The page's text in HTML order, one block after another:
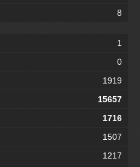
8
1
0
1919
15657
1716
1507
1217